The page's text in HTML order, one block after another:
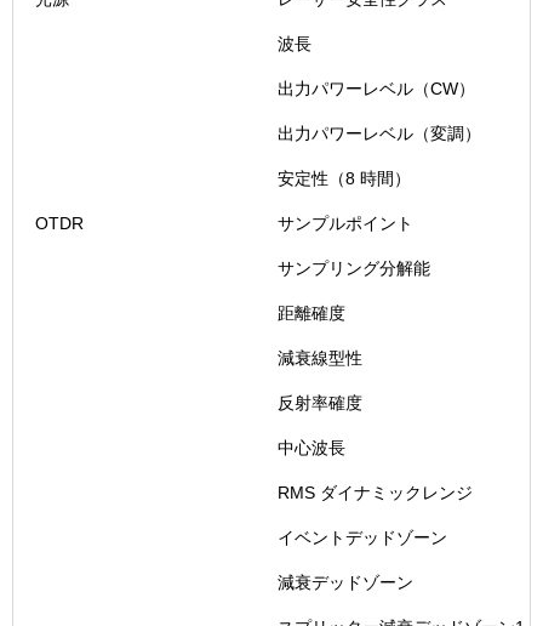
波長
出力パワーレベル（CW）
出力パワーレベル（変調）
安定性（8 時間）
OTDR サンプルポイント
サンプリング分解能
距離確度
減衰線型性
反射率確度
中心波長
RMS ダイナミックレンジ
イベントデッドゾーン
減衰デッドゾーン